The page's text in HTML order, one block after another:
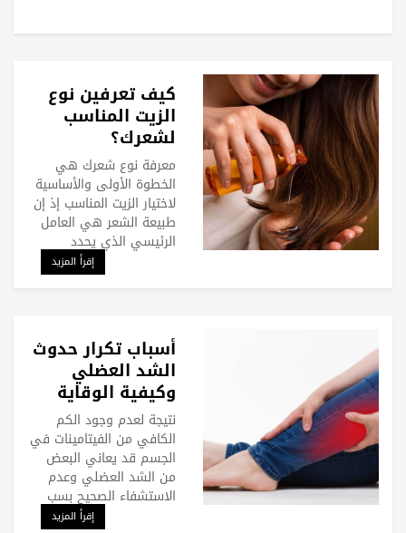
كيف تعرفين نوع
الزيت المناسب
لشعرك؟
معرفة نوع شعرك هي
الخطوة الأولى والأساسية
لاختيار الزيت المناسب إذ إن
طبيعة الشعر هي العامل
الرئيسي الذي يحدد
إقرأ المزيد
أسباب تكرار حدوث
الشد العضلي
وكيفية الوقاية
منه
نتيجة لعدم وجود الكم
الكافي من الفيتامينات في
الجسم قد يعاني البعض
من الشد العضلي وعدم
الاستشفاء الصحيح بسب
إقرأ المزيد